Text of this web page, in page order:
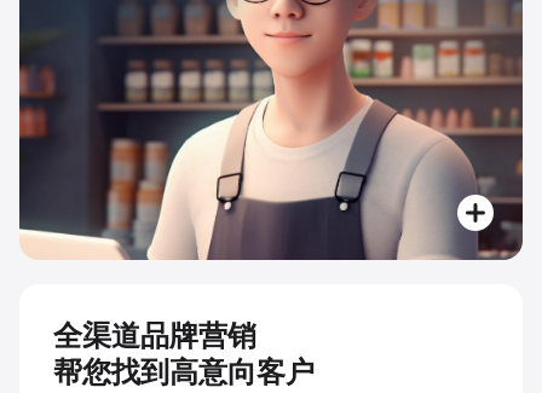
全渠道品牌营销
帮您找到高意向客户